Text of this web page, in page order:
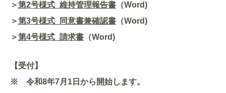
＞第2号様式_維持管理報告書 （Word)
＞第3号様式_同意書兼確認書 （Word)
＞第4号様式_請求書 （Word)
【受付】
※ 令和8年7月1日から開始します。